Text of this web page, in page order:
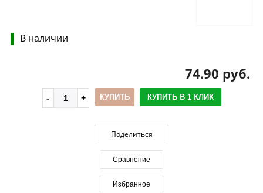
В наличии
74.90 руб.
КУПИТЬ КУПИТЬ В 1 КЛИК
Поделиться
Сравнение
Избранное